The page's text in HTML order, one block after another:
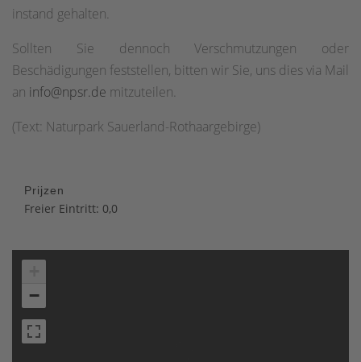
instand gehalten.
Sollten Sie dennoch Verschmutzungen oder
Beschädigungen feststellen, bitten wir Sie, uns dies via Mail
an info@npsr.de mitzuteilen.
(Text: Naturpark Sauerland-Rothaargebirge)
Prijzen
Freier Eintritt: 0,0
−